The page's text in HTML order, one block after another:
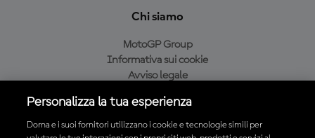
Chi siamo
MotoGP Group
Informativa sui cookie
Avviso legale
Condizioni di acquisto
Personalizza la tua esperienza
Dorna e i suoi fornitori utilizzano i cookie e tecnologie simili per